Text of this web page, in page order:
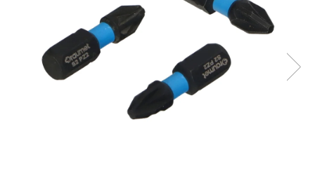
Benzi adezive, avertizare si
Alte benzi
Benzi anti-alunecare